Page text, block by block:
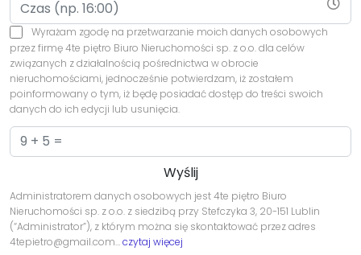
Wyrażam zgodę na przetwarzanie moich danych osobowych
przez firmę 4te piętro Biuro Nieruchomości sp. z o.o. dla celów
związanych z działalnością pośrednictwa w obrocie
nieruchomościami, jednocześnie potwierdzam, iż zostałem
poinformowany o tym, iż będę posiadać dostęp do treści swoich
danych do ich edycji lub usunięcia.
Administratorem danych osobowych jest 4te piętro Biuro
Nieruchomości sp. z o.o. z siedzibą przy Stefczyka 3, 20-151 Lublin
(“Administrator”), z którym można się skontaktować przez adres
4tepietro@gmail.com…czytaj więcej